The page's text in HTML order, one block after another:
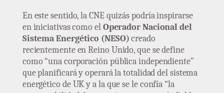
En este sentido, la CNE quizás podría inspirarse
en iniciativas como elOperador Nacional del
Sistema Energético (NESO)creado
recientemente en Reino Unido, que se define
como “una corporación pública independiente”
que planificará y operará la totalidad del sistema
energético de UK y a la que se le confía “la